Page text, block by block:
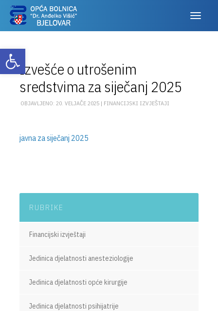
Otvori alatnu traku
Izvešće o utrošenim
sredstvima za siječanj 2025
OBJAVLJENO: 20. VELJAČE 2025 | FINANCIJSKI IZVJEŠTAJI
javna za siječanj 2025
RUBRIKE
Financijski izvještaji
Jedinica djelatnosti anesteziologije
Jedinica djelatnosti opće kirurgije
Jedinica djelatnosti psihijatrije